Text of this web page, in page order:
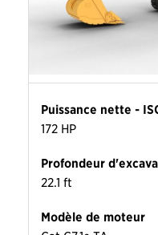
Puissance nette -
172 HP
Profondeur
22.1 ft
Modèle de moteur